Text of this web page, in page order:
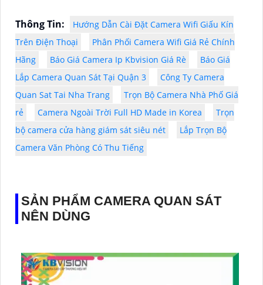
Thông Tin:
Hướng Dẫn Cài Đặt Camera Wifi Giấu Kín
Trên Điện Thoại
Phân Phối Camera Wifi Giá Rẻ Chính
Hãng
Báo Giá Camera Ip Kbvision Giá Rè
Báo Giá
Lắp Camera Quan Sát Tại Quận 3
Công Ty Camera
Quan Sat Tai Nha Trang
Trọn Bộ Camera Nhà Phố Giá
rẻ
Camera Ngoài Trời Full HD Made in Korea
Trọn
bộ camera cửa hàng giám sát siêu nét
Lắp Trọn Bộ
Camera Văn Phòng Có Thu Tiếng
SẢN PHẨM CAMERA QUAN SÁT
NÊN DÙNG